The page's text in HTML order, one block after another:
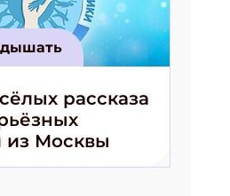
дышать
рассказа
из Москвы